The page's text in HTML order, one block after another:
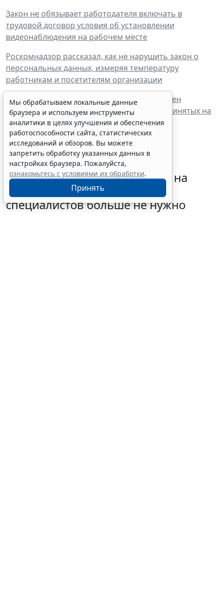
Закон не обязывает работодателя включать в
трудовой договор условия об установлении
видеонаблюдения на рабочем месте
Роскомнадзор рассказал, как не нарушить закон о
персональных данных, измеряя температуру
работникам и посетителям организации
В течение какого срока работодатель должен
хранить документы с информацией о не принятых на
работу соискателях?
Подавать "летнее" заявление на
отсрочку от армии для ИТ-
специалистов больше не нужно
Мы обрабатываем локальные данные
браузера и используем инструменты
аналитики в целях улучшения и обеспечения
работоспособности сайта, статистических
исследований и обзоров. Вы можете
запретить обработку указанных данных в
настройках браузера. Пожалуйста,
ознакомьтесь с условиями их обработки.
Принять